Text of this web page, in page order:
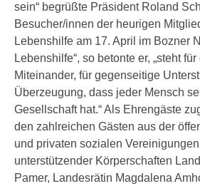
sein“ begrüßte Präsident Roland
Besucher/innen der heurigen
Lebenshilfe am 17. April im Bozner
Lebenshilfe“, so betonte er, „steht
Miteinander, für gegenseitige
Überzeugung, dass jeder Mensch
Gesellschaft hat.“ Als Ehrengäste
den zahlreichen Gästen aus der
und privaten sozialen
unterstützender Körperschaften
Pamer, Landesrätin Magdalena